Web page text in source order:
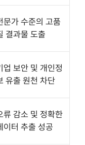
문가 수준의 고품
결과물 도출
업 보안 및 개인정
유출 원천 차단
류 감소 및 정확한
이터 추출 성공